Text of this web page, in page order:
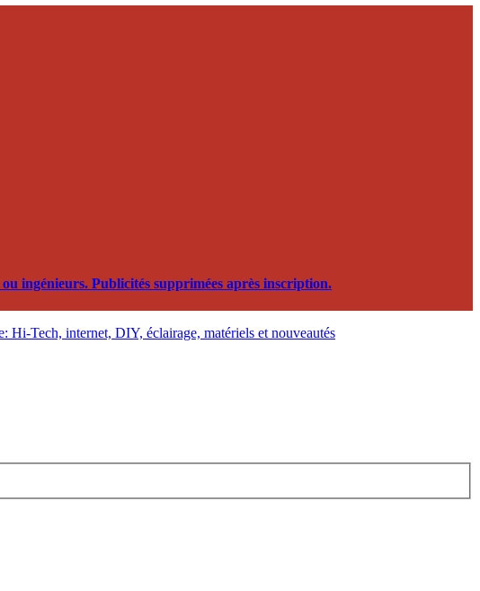
ingénieurs. Publicités supprimées après inscription.
Hi-Tech, internet, DIY, éclairage, matériels et nouveautés